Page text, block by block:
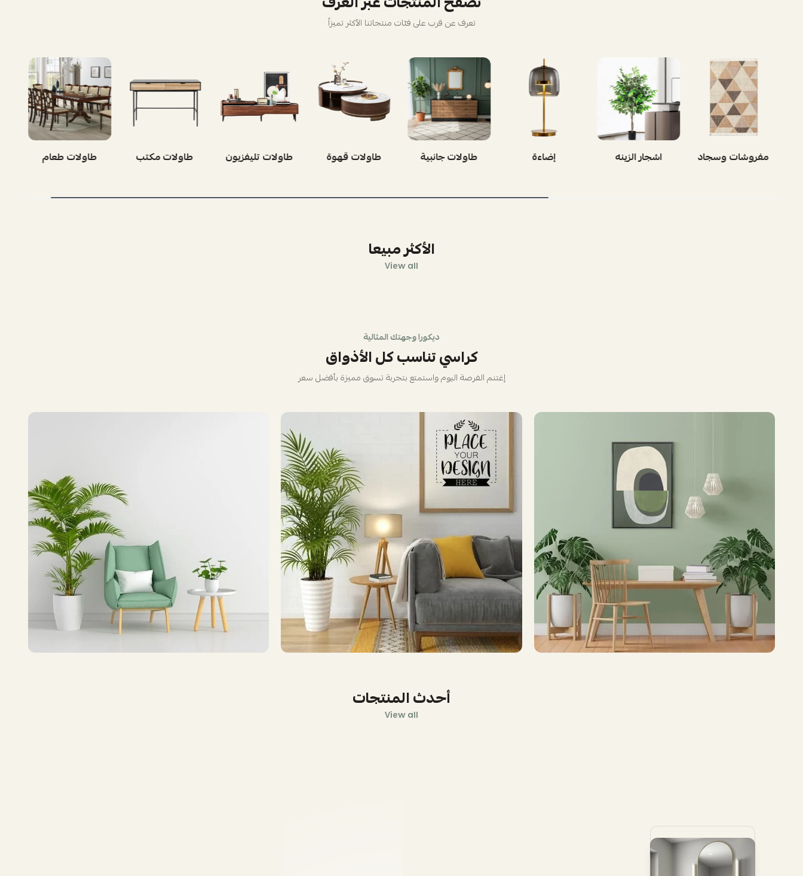
تعرف عن قرب على فئات منتجاتنا الأكثر تميزاً
طاولات طعام طاولات مكتب طاولات تليفزيون طاولات قهوة طاولات جانبية إضاءة اشجار الزينه مفروشات وسجاد
الأكثر مبيعا
View all
ديكورا وجهتك المثالية
كراسي تناسب كل الأذواق
إغتنم الفرصة اليوم واستمتع بتجربة تسوق مميزة بأفضل سعر
أحدث المنتجات
View all